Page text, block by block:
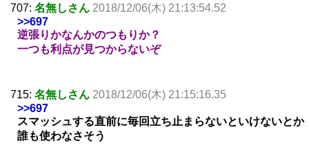
707: 名無しさん 2018/12/06(木) 21:13:54.52
>>697
逆張りかなんかのつもりか？
一つも利点が見つからないぞ
715: 名無しさん 2018/12/06(木) 21:15:16.35
>>697
スマッシュする直前に毎回立ち止まらないといけないとか
誰も使わなさそう